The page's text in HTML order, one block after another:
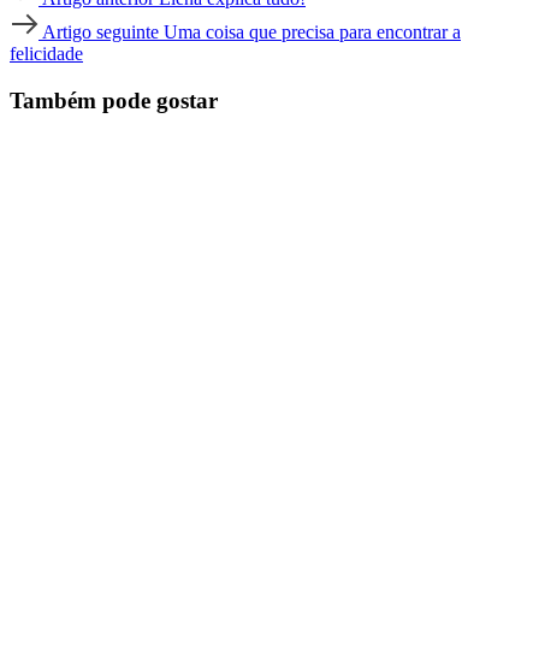
anterior
Artigo
seguinte
Artigo seguinte Uma coisa que precisa para encontrar a
felicidade
Também pode gostar